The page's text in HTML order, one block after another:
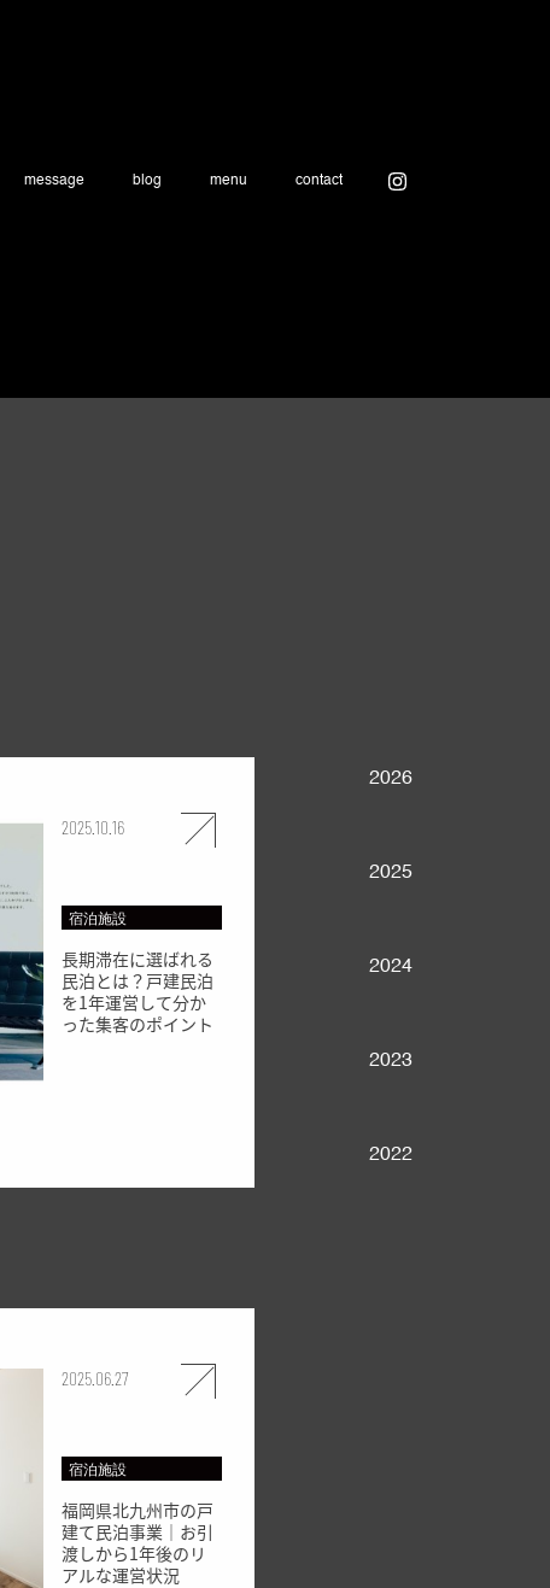
message blog menu contact
2025.10.16
宿泊施設
長期滞在に選ばれる
民泊とは？戸建民泊
を1年運営して分か
った集客のポイント
2025.06.27
宿泊施設
福岡県北九州市の戸
建て民泊事業｜お引
渡しから1年後のリ
アルな運営状況
2026
2025
2024
2023
2022